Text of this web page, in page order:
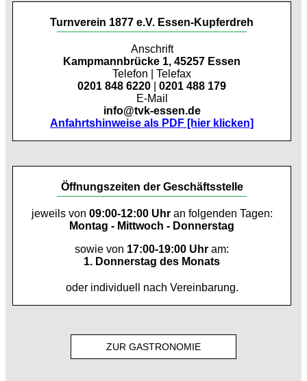
Turnverein 1877 e.V. Essen-Kupferdreh
Anschrift
Kampmannbrücke 1, 45257 Essen
Telefon | Telefax
0201 848 6220
0201 488 179
E-Mail
info@tvk-essen.de
Anfahrtshinweise als PDF [hier klicken]
Öffnungszeiten der Geschäftsstelle
jeweils von 09:00-12:00 Uhran folgenden Tagen:
Montag - Mittwoch - Donnerstag
sowie von 17:00-19:00 Uhr am:
1. Donnerstag des Monats
oder individuell nach Vereinbarung.
ZUR GASTRONOMIE